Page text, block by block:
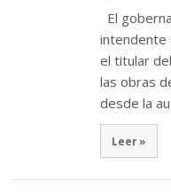
El
intendente
el titular
las obras
desde la
Leer »